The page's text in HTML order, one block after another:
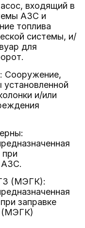
входящий в
АЗС и
топлива
системы, и/
для
Сооружение,
и/или
при
АЗС.
(МЭГК):
заправке
(МЭГК)